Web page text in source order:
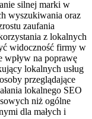
silnej marki w
wyszukiwania oraz
zaufania
z lokalnych
widoczność firmy w
wpływ na poprawę
lokalnych usług
przeglądające
lokalnego SEO
niż ogólne
dla małych i